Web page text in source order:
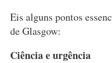
Eis alguns pontos
de Glasgow:
Ciência e urgência